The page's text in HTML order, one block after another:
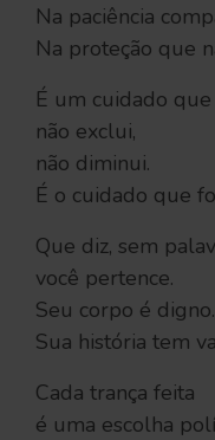
Na paciência
Na proteção que
É um cuidado
não exclui,
não diminui.
É o cuidado que
Que diz, sem
você pertence.
Seu corpo é digno.
Sua história tem
Cada trança feita
é uma escolha